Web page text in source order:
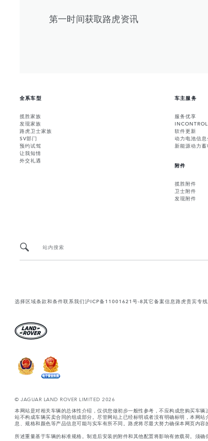
第一时间获取路虎资讯
全系车型
揽胜家族
发现家族
路虎卫士家族
SV部门
预约试驾
让我知情
外交礼遇
车主服务
服务优享
软件更新
动力电池信
新能源动力
附件
揽胜附件
卫士附件
发现附件
站内搜索
选择区域条款和条件联系我们沪ICP备11001621号-8其它备案信息路虎贵宾专
© JAGUAR LAND ROVER LIMITED 2026
本网站是对相关车辆的总体性介绍，仅供您做初步一般性参考，不应构成您购买车
站不构成车辆买卖合同的组成部分。尽管网站上已经标明或者没有明确标明，本网
息、规格和颜色等产品信息可能与实车有所不同。路虎将尽最大努力确保本网页内
所述重量基于车辆的标准规格。制造后安装的附件和其他配置将影响有效载荷。须